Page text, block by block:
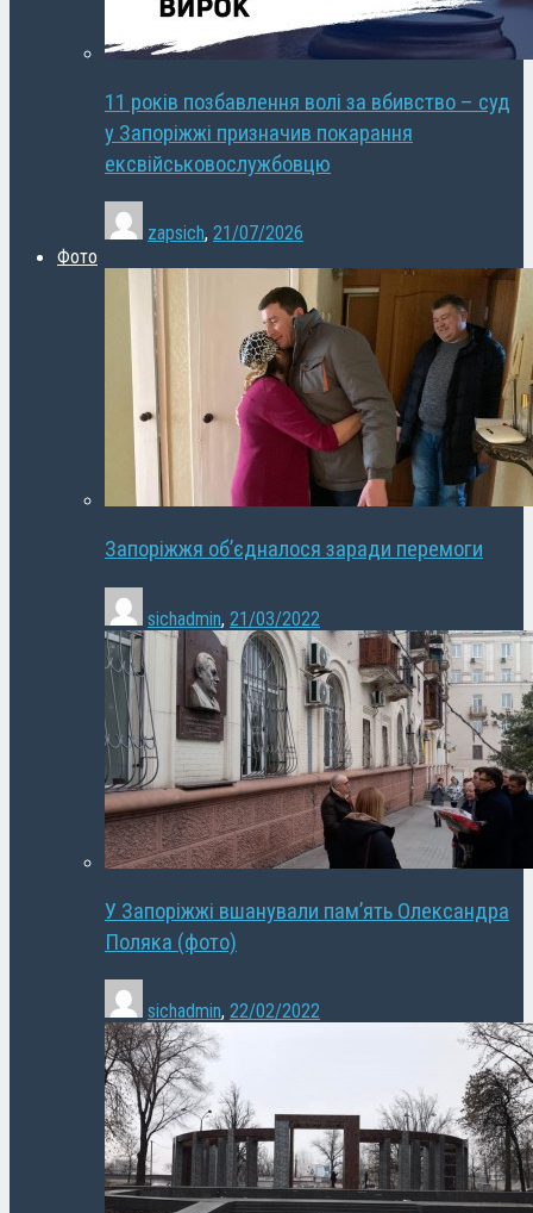
11 років позбавлення волі за вбивство – суд
у Запоріжжі призначив покарання
ексвійськовослужбовцю
zapsich, 21/07/2026
Фото
Запоріжжя об’єдналося заради перемоги
sichadmin, 21/03/2022
У Запоріжжі вшанували пам’ять Олександра
Поляка (фото)
sichadmin, 22/02/2022